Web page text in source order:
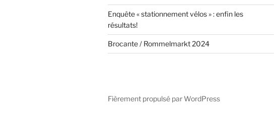
Enquête « stationnement vélos » : enfin les
résultats!
Brocante / Rommelmarkt 2024
Fièrement propulsé par WordPress